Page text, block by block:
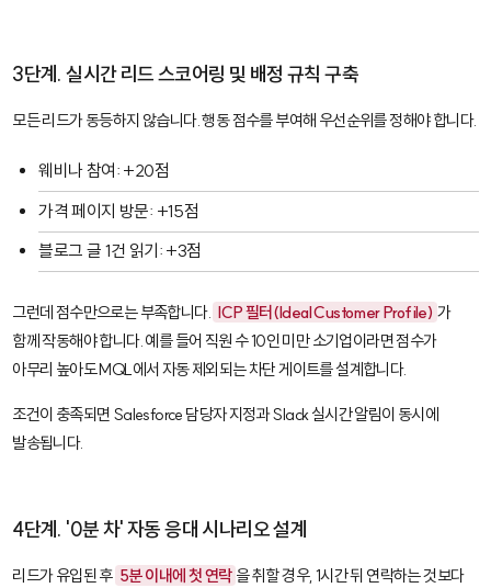
3단계. 실시간 리드 스코어링 및 배정 규칙 구축
모든 리드가 동등하지 않습니다. 행동 점수를 부여해 우선순위를 정해야 합니다.
웨비나 참여: +20점
가격 페이지 방문: +15점
블로그 글 1건 읽기: +3점
그런데 점수만으로는 부족합니다. ICP 필터(Ideal Customer Profile) 가
함께 작동해야 합니다. 예를 들어 직원 수 10인 미만 소기업이라면 점수가
아무리 높아도 MQL에서 자동 제외되는 차단 게이트를 설계합니다.
조건이 충족되면 Salesforce 담당자 지정과 Slack 실시간 알림이 동시에
발송됩니다.
4단계. '0분 차' 자동 응대 시나리오 설계
리드가 유입된 후 5분 이내에 첫 연락 을 취할 경우, 1시간 뒤 연락하는 것보다